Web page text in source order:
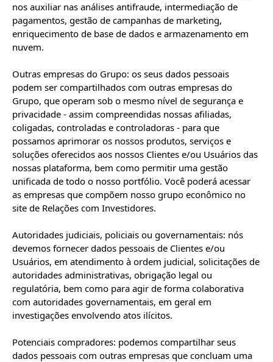
nos auxiliar nas análises antifraude, intermediação de
pagamentos, gestão de campanhas de marketing,
enriquecimento de base de dados e armazenamento em
nuvem.
Outras empresas do Grupo: os seus dados pessoais
podem ser compartilhados com outras empresas do
Grupo, que operam sob o mesmo nível de segurança e
privacidade - assim compreendidas nossas afiliadas,
coligadas, controladas e controladoras - para que
possamos aprimorar os nossos produtos, serviços e
soluções oferecidos aos nossos Clientes e/ou Usuários das
nossas plataforma, bem como permitir uma gestão
unificada de todo o nosso portfólio. Você poderá acessar
as empresas que compõem nosso grupo econômico no
site de Relações com Investidores.
Autoridades judiciais, policiais ou governamentais: nós
devemos fornecer dados pessoais de Clientes e/ou
Usuários, em atendimento à ordem judicial, solicitações de
autoridades administrativas, obrigação legal ou
regulatória, bem como para agir de forma colaborativa
com autoridades governamentais, em geral em
investigações envolvendo atos ilícitos.
Potenciais compradores: podemos compartilhar seus
dados pessoais com outras empresas que concluam uma